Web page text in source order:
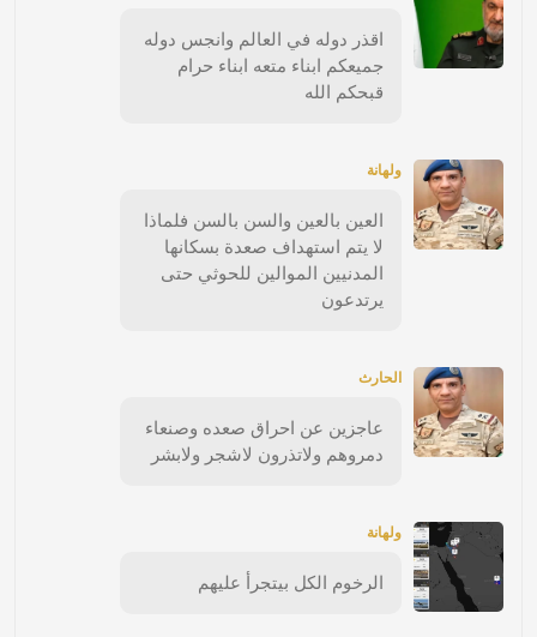
اقذر دوله في العالم وانجس دوله
جميعكم ابناء متعه ابناء حرام
قبحكم الله
ولهانة
العين بالعين والسن بالسن فلماذا
لا يتم استهداف صعدة بسكانها
المدنيين الموالين للحوثي حتى
يرتدعون
الحارث
عاجزين عن احراق صعده وصنعاء
دمروهم ولاتذرون لاشجر ولابشر
ولهانة
الرخوم الكل بيتجرأ عليهم